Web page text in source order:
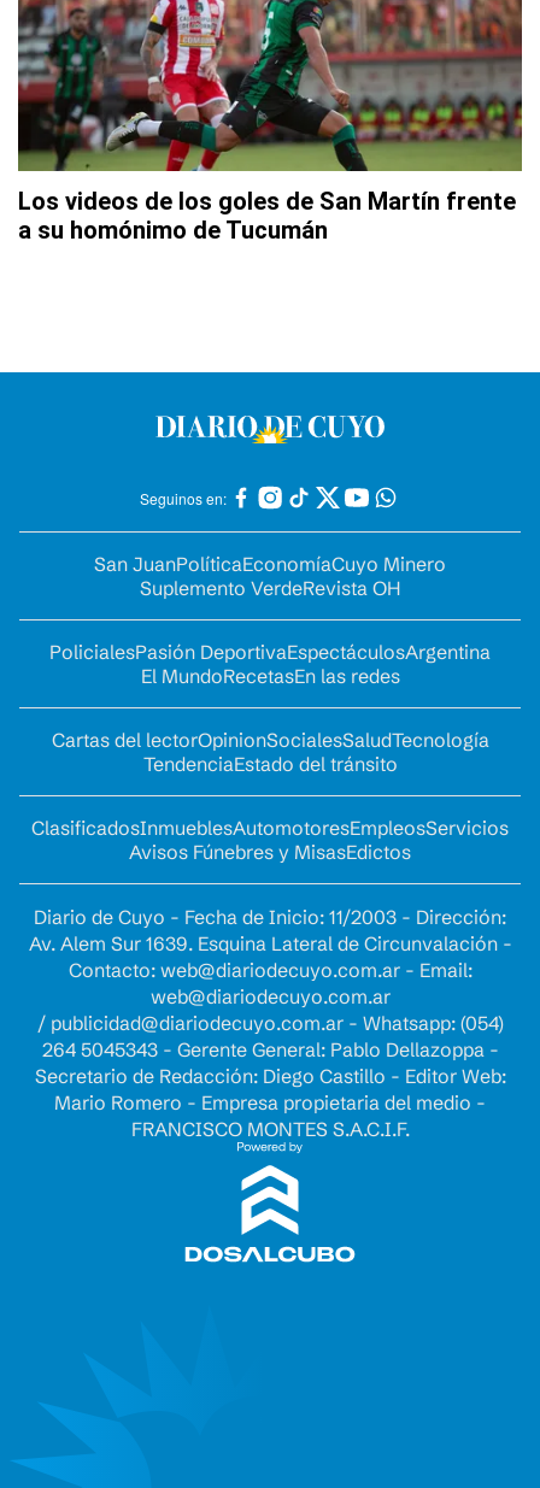
Los videos de los goles de San Martín frente
a su homónimo de Tucumán
Seguinos en:
San JuanPolíticaEconomíaCuyo Minero
Suplemento VerdeRevista OH
PolicialesPasión DeportivaEspectáculosArgentina
El MundoRecetasEn las redes
Cartas del lectorOpinionSocialesSaludTecnología
TendenciaEstado del tránsito
ClasificadosInmueblesAutomotoresEmpleosServicios
Avisos Fúnebres y MisasEdictos
Diario de Cuyo - Fecha de Inicio: 11/2003 - Dirección:
Av. Alem Sur 1639. Esquina Lateral de Circunvalación -
Contacto: web@diariodecuyo.com.ar- Email:
web@diariodecuyo.com.ar
/ publicidad@diariodecuyo.com.ar- Whatsapp: (054)
264 5045343 - Gerente General: Pablo Dellazoppa -
Secretario de Redacción: Diego Castillo - Editor Web:
Mario Romero - Empresa propietaria del medio -
FRANCISCO MONTES S.A.C.I.F.